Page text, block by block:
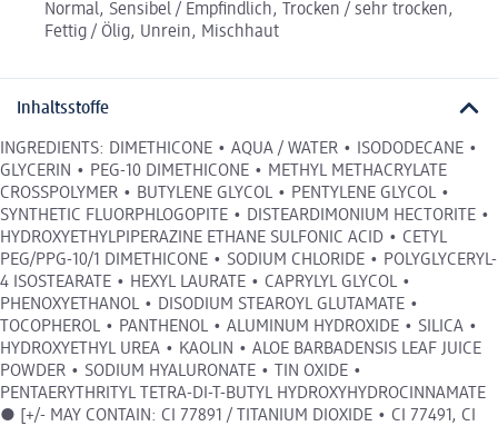
Normal, Sensibel / Empfindlich, Trocken / sehr trocken,
Fettig / Ölig, Unrein, Mischhaut
Inhaltsstoffe
INGREDIENTS: DIMETHICONE • AQUA / WATER • ISODODECANE •
GLYCERIN • PEG-10 DIMETHICONE • METHYL METHACRYLATE
CROSSPOLYMER • BUTYLENE GLYCOL • PENTYLENE GLYCOL •
SYNTHETIC FLUORPHLOGOPITE • DISTEARDIMONIUM HECTORITE •
HYDROXYETHYLPIPERAZINE ETHANE SULFONIC ACID • CETYL
PEG/PPG-10/1 DIMETHICONE • SODIUM CHLORIDE • POLYGLYCERYL-
4 ISOSTEARATE • HEXYL LAURATE • CAPRYLYL GLYCOL •
PHENOXYETHANOL • DISODIUM STEAROYL GLUTAMATE •
TOCOPHEROL • PANTHENOL • ALUMINUM HYDROXIDE • SILICA •
HYDROXYETHYL UREA • KAOLIN • ALOE BARBADENSIS LEAF JUICE
POWDER • SODIUM HYALURONATE • TIN OXIDE •
PENTAERYTHRITYL TETRA-DI-T-BUTYL HYDROXYHYDROCINNAMATE
● [+/- MAY CONTAIN: CI 77891 / TITANIUM DIOXIDE • CI 77491, CI